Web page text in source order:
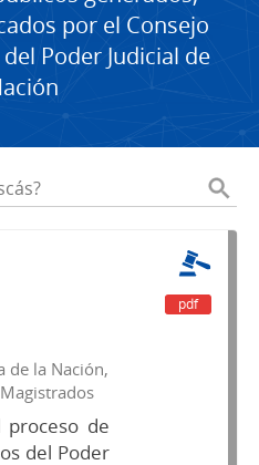
por el Consejo
Poder Judicial de
de la Nación,
de
del Poder
pdf